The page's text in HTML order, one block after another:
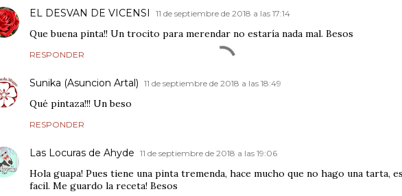
EL DESVAN DE VICENSI
11 de septiembre de 2018 a las 17:14
Que buena pinta!! Un trocito para merendar no estaría nada mal. Besos
RESPONDER
Sunika (Asuncion Artal) 11 de septiembre de 2018 a las 18:49
Qué pintaza!!! Un beso
RESPONDER
Las Locuras de Ahyde 11 de septiembre de 2018 a las 19:06
Hola guapa! Pues tiene una pinta tremenda, hace mucho que no hago una tarta,
facil. Me guardo la receta! Besos